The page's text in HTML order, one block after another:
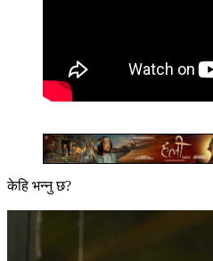
केहि भन्नु छ?